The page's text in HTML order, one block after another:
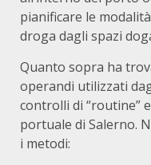
pianificare le
droga dagli spazi
Quanto sopra ha
operandi utilizzati
controlli di “routine”
portuale di Salerno.
i metodi: